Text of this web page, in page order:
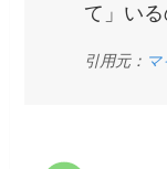
て」いる
引用元：